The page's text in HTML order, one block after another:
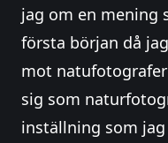
jag om en mening
första början då
mot
sig som
inställning som